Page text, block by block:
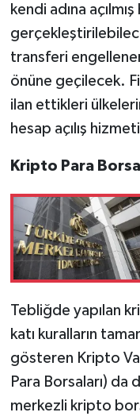
kendi adına
transferi
önüne geçilecek.
ilan ettikleri
hesap açılış
Kripto Para
Tebliğde yapılan
katı kuralların
gösteren Kripto
Para Borsaları) da
merkezli kripto